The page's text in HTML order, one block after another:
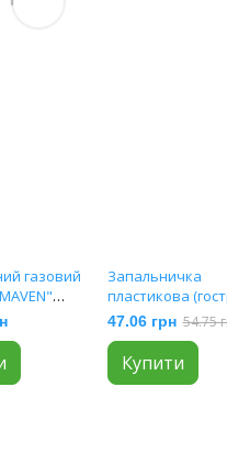
газовий
🚀) HL-
Запальничка
пластикова
полум'я 🚀)
(720шт/ящ)
47.06 грн 54.75
Купити